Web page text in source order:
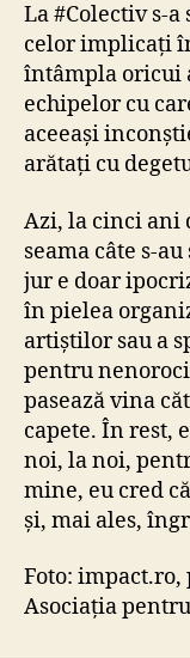
La #Colectiv s-
celor implicați
întâmpla oricui
echipelor cu
aceeași
arătați cu
Azi, la cinci ani
seama câte s-
jur e doar
în pielea
artiștilor sau a
pentru
pasează vina
capete. În rest,
noi, la noi,
mine, eu cred
și, mai ales,
Foto: impact.ro,
Asociația